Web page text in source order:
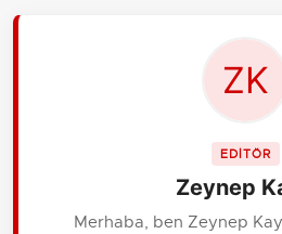
EDİTÖR
Zeynep
Merhaba, ben Zeynep